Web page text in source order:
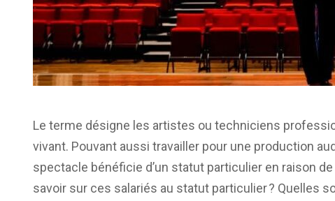
Le terme désigne les artistes ou techniciens
vivant. Pouvant aussi travailler pour une production
spectacle bénéficie d’un statut particulier en raison
savoir sur ces salariés au statut particulier ? Quelles